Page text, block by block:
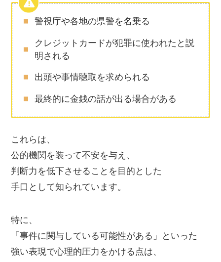
警視庁や各地の県警を名乗る
クレジットカードが犯罪に使われたと説
明される
出頭や事情聴取を求められる
最終的に金銭の話が出る場合がある
これらは、
公的機関を装って不安を与え、
判断力を低下させることを目的とした
手口として知られています。
特に、
「事件に関与している可能性がある」といった
強い表現で心理的圧力をかける点は、